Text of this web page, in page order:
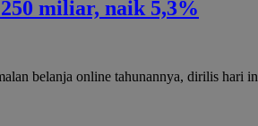
miliar, naik 5,3%
belanja online tahunannya, dirilis hari